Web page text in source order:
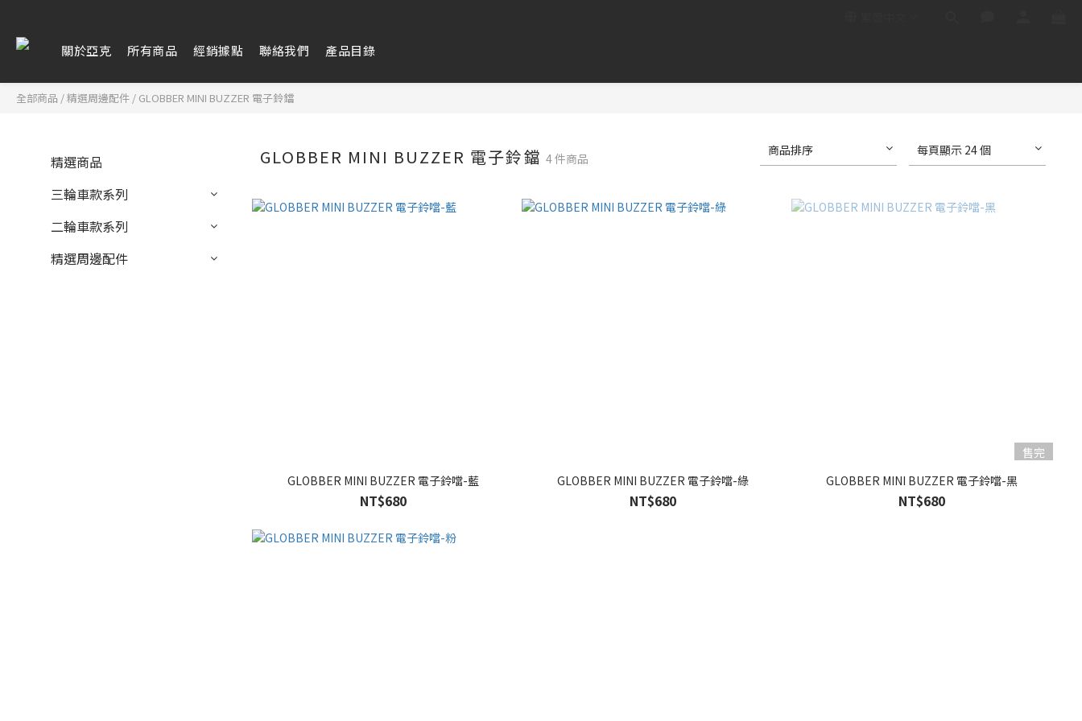
關於亞克 所有商品 經銷據點 聯絡我們 產品目錄
全部商品 /精選周邊配件 / GLOBBER MINI BUZZER 電子鈴鐺
精選商品
三輪車款系列
二輪車款系列
精選周邊配件
GLOBBER MINI BUZZER 電子鈴鐺4 件商品
商品排序 每頁顯示 24 個
GLOBBER MINI BUZZER 電子鈴噹-藍
NT$680
GLOBBER MINI BUZZER 電子鈴噹-綠
NT$680
售完
GLOBBER MINI BUZZER 電子鈴噹-黑
NT$680